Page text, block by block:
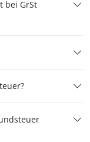
bei GrSt